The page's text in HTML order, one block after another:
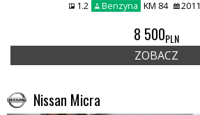
1.2 Benzyna KM 84 2011
8 500PLN
ZOBACZ
Nissan Micra